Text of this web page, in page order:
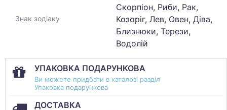
Знак зодіаку
Скорпіон, Риби, Рак,
Козоріг, Лев, Овен, Діва,
Близнюки, Терези,
Водолій
УПАКОВКА ПОДАРУНКОВА
Ви можете придбати в каталозі разділ
Упаковка подарункова
ДОСТАВКА